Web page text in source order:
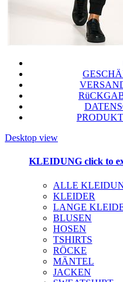
Desktop view
KLEIDUNG click to
ALLE
KLEIDER
LANGE
BLUSEN
HOSEN
TSHIRTS
RÖCKE
MÄNTEL
JACKEN